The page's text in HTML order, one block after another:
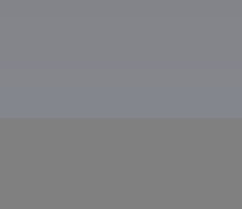
der